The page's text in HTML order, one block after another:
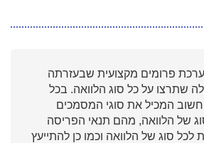
פרומים מקצועית שבעזרתה
שתרצו על כל סוג הלוואה. בכל
המכיל את סוגי המסמכים
של הלוואה, מהם תנאי הפריסה
לכל סוג של הלוואה וכמו כן להתייעץ